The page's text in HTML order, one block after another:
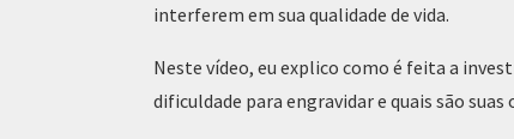
interferem em sua qualidade de vida.
Neste vídeo, eu explico como é feita a
dificuldade para engravidar e quais são